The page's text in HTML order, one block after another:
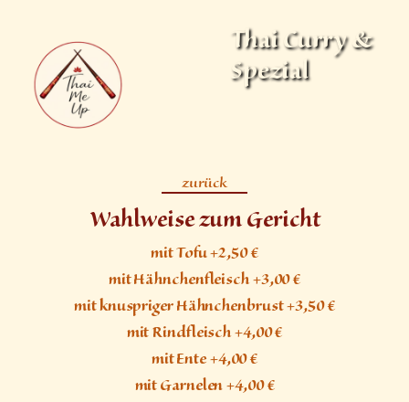
Thai Curry &
Spezial
zurück
Wahlweise zum Gericht
mit Tofu +2,50 €
mit Hähnchenfleisch +3,00 €
mit knuspriger Hähnchenbrust +3,50 €
mit Rindfleisch +4,00 €
mit Ente +4,00 €
mit Garnelen +4,00 €